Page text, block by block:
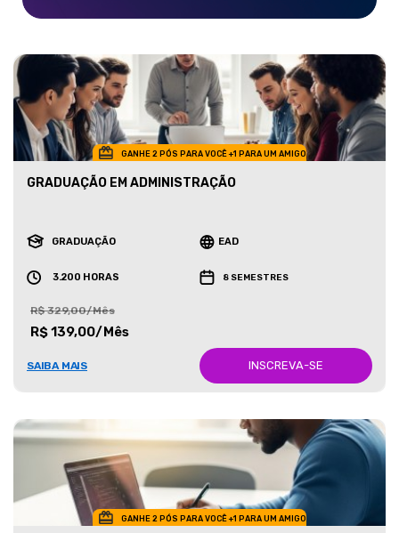
GANHE 2 PÓS PARA VOCÊ +1 PARA UM AMIGO
GRADUAÇÃO EM ADMINISTRAÇÃO
GRADUAÇÃO EAD
3.200 HORAS 8 SEMESTRES
R$ 329,00/Mês
R$ 139,00/Mês
SAIBA MAIS INSCREVA-SE
GANHE 2 PÓS PARA VOCÊ +1 PARA UM AMIGO